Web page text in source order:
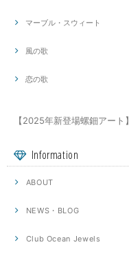
マーブル・スウィート
風の歌
恋の歌
【2025年新登場螺鈿アート】
Information
ABOUT
NEWS・BLOG
Club Ocean Jewels